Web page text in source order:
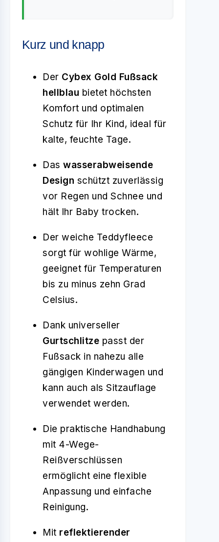
Kurz und knapp
Der Cybex Gold Fußsack
hellblau bietet höchsten
Komfort und optimalen
Schutz für Ihr Kind, ideal für
kalte, feuchte Tage.
Das wasserabweisende
Design schützt zuverlässig
vor Regen und Schnee und
hält Ihr Baby trocken.
Der weiche Teddyfleece
sorgt für wohlige Wärme,
geeignet für Temperaturen
bis zu minus zehn Grad
Celsius.
Dank universeller
Gurtschlitze passt der
Fußsack in nahezu alle
gängigen Kinderwagen und
kann auch als Sitzauflage
verwendet werden.
Die praktische Handhabung
mit 4-Wege-
Reißverschlüssen
ermöglicht eine flexible
Anpassung und einfache
Reinigung.
Mit reflektierender